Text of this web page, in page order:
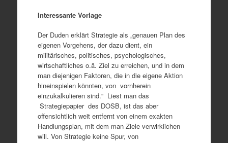
Interessante Vorlage
Der Duden erklärt Strategie als „genauen Plan des
eigenen Vorgehens, der dazu dient, ein
militärisches, politisches, psychologisches,
wirtschaftliches o.ä. Ziel zu erreichen, und in dem
man diejenigen Faktoren, die in die eigene Aktion
hineinspielen könnten, von vornherein
einzukalkulieren sind.“ Liest man das
Strategiepapier des DOSB, ist das aber
offensichtlich weit entfernt von einem exakten
Handlungsplan, mit dem man Ziele verwirklichen
will. Von Strategie keine Spur, von